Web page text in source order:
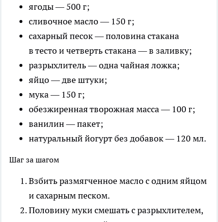
ягоды — 500 г;
сливочное масло — 150 г;
сахарный песок — половина стакана
в тесто и четверть стакана — в заливку;
разрыхлитель — одна чайная ложка;
яйцо — две штуки;
мука — 150 г;
обезжиренная творожная масса — 100 г;
ванилин — пакет;
натуральный йогурт без добавок — 120 мл.
Шаг за шагом
Взбить размягченное масло с одним яйцом
и сахарным песком.
Половину муки смешать с разрыхлителем,